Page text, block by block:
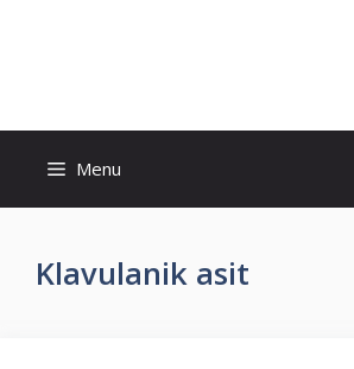
Menu
Klavulanik asit